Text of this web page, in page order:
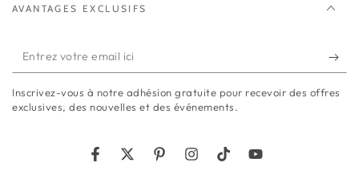
AVANTAGES EXCLUSIFS
Entrez
votre
email
Inscrivez-vous à notre adhésion gratuite pour recevoir des offres
exclusives, des nouvelles et des événements.
FacebookTwitterPinterestInstagramTikTokYouTube